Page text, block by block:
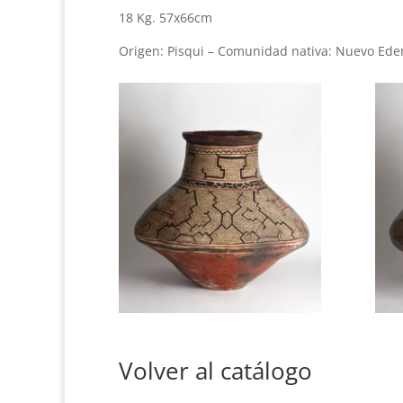
18 Kg. 57x66cm
Origen: Pisqui – Comunidad nativa: Nuevo
Volver al catálogo